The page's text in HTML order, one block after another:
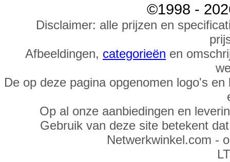
©1998 -
Disclaimer: alle prijzen en
Afbeeldingen, categorieën en
De op deze pagina opgenomen logo's
Op al onze aanbiedingen en
Gebruik van deze site betekent
Netwerkwinkel.com -